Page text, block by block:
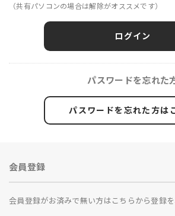
（共有パソコンの場合は解除がオススメです）
ログイン
パスワードを忘れた
パスワードを忘れた方は
会員登録
会員登録がお済みで無い方はこちらから登録を